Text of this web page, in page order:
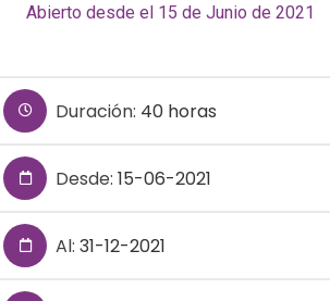
Abierto desde el 15 de Junio de 2021
Duración: 40 horas
Desde: 15-06-2021
Al: 31-12-2021